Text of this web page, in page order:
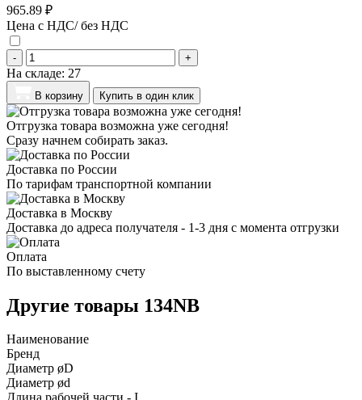
965.89 ₽
Цена с НДС/ без НДС
- +
На складе: 27
В корзину Купить в один клик
Отгрузка товара возможна уже сегодня!
Сразу начнем собирать заказ.
Доставка по России
По тарифам транспортной компании
Доставка в Москву
Доставка до адреса получателя - 1-3 дня с момента отгрузки
Оплата
По выставленному счету
Другие товары 134NB
Наименование
Бренд
Диаметр øD
Диаметр ød